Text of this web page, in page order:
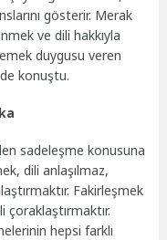
gösterir. Merak
ve dili hakkıyla
duygusu veren
konuştu.
sadeleşme konusuna
dili anlaşılmaz,
Fakirleşmek
çoraklaştırmaktır.
hepsi farklı